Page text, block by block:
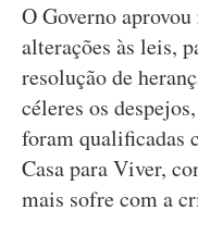
O Governo
alterações às leis,
resolução de
céleres os
foram qualificadas
Casa para Viver,
mais sofre com a